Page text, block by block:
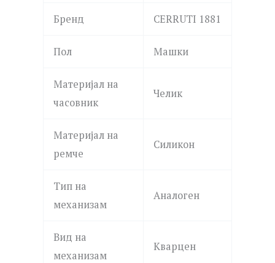
Бренд CERRUTI 1881
Пол Машки
Материјал на
часовник
Челик
Материјал на
ремче
Силикон
Тип на
механизам
Аналоген
Вид на
механизам
Кварцен